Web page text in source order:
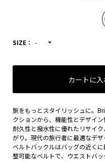
SIZE： -
カートに入
旅をもっとスタイリッシュに。
クションから、機能性とデザイ
耐久性と撥水性に優れたリサイ
がり。現代の旅行者に最適なデザ
ベルトバックルはバッグの近く
整可能なベルトで、ウエストバ